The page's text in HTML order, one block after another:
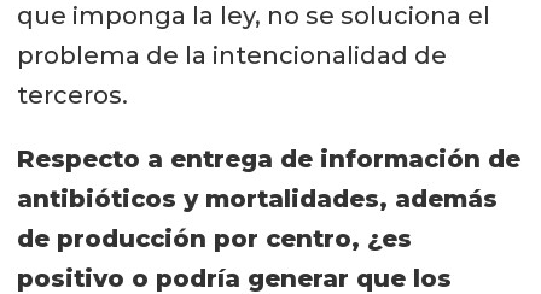
que imponga la ley, no se soluciona el
problema de la intencionalidad de
terceros.
Respecto a entrega de información de
antibióticos y mortalidades, además
de producción por centro, ¿es
positivo o podría generar que los